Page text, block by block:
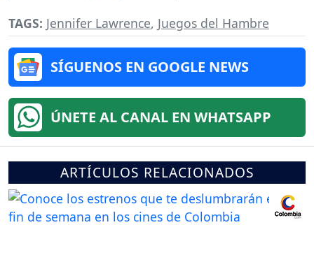
TAGS: Jennifer Lawrence, Juegos del Hambre
SÍGUENOS EN GOOGLE NEWS
ÚNETE AL CANAL EN WHATSAPP
ARTÍCULOS RELACIONADOS